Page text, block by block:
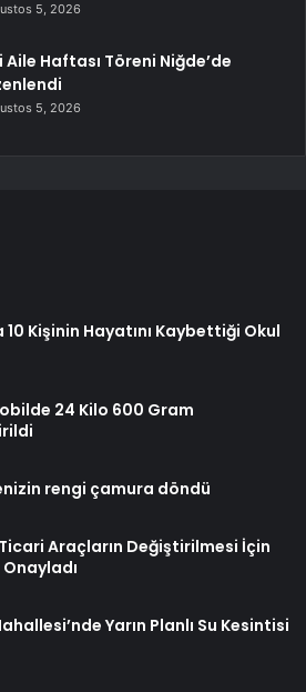
5, 2026
Aile Haftası Töreni Niğde’de
5, 2026
Kişinin Hayatını Kaybettiği Okul
24 Kilo 600 Gram
rengi çamura döndü
Araçların Değiştirilmesi İçin
Onayladı
Yarın Planlı Su Kesintisi